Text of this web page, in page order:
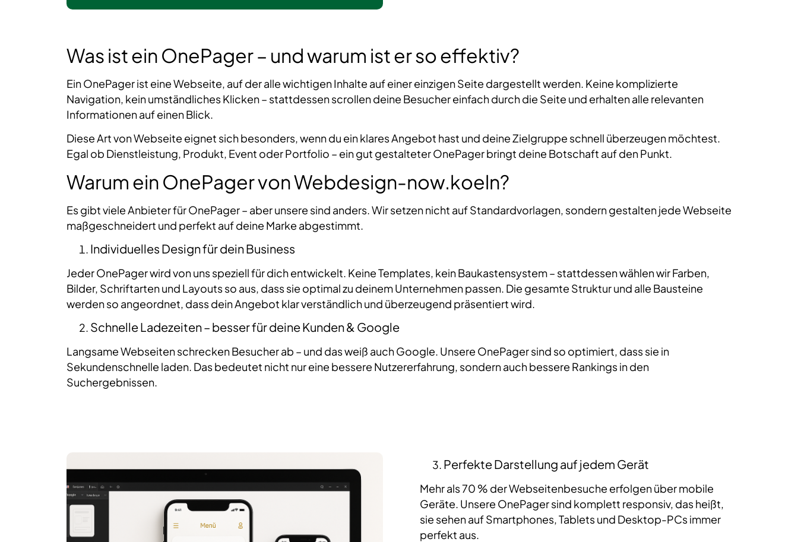
Was ist ein OnePager – und warum ist er so effektiv?
Ein OnePager ist eine Webseite, auf der alle wichtigen Inhalte auf einer einzigen Seite dargestellt werden. Keine komplizierte
Navigation, kein umständliches Klicken – stattdessen scrollen deine Besucher einfach durch die Seite und erhalten alle relevanten
Informationen auf einen Blick.
Diese Art von Webseite eignet sich besonders, wenn du ein klares Angebot hast und deine Zielgruppe schnell überzeugen möchtest.
Egal ob Dienstleistung, Produkt, Event oder Portfolio – ein gut gestalteter OnePager bringt deine Botschaft auf den Punkt.
Warum ein OnePager von Webdesign-now.koeln?
Es gibt viele Anbieter für OnePager – aber unsere sind anders. Wir setzen nicht auf Standardvorlagen, sondern gestalten jede Webseite
maßgeschneidert und perfekt auf deine Marke abgestimmt.
Individuelles Design für dein Business
Jeder OnePager wird von uns speziell für dich entwickelt. Keine Templates, kein Baukastensystem – stattdessen wählen wir Farben,
Bilder, Schriftarten und Layouts so aus, dass sie optimal zu deinem Unternehmen passen. Die gesamte Struktur und alle Bausteine
werden so angeordnet, dass dein Angebot klar verständlich und überzeugend präsentiert wird.
Schnelle Ladezeiten – besser für deine Kunden & Google
Langsame Webseiten schrecken Besucher ab – und das weiß auch Google. Unsere OnePager sind so optimiert, dass sie in
Sekundenschnelle laden. Das bedeutet nicht nur eine bessere Nutzererfahrung, sondern auch bessere Rankings in den
Suchergebnissen.
Perfekte Darstellung auf jedem Gerät
Mehr als 70 % der Webseitenbesuche erfolgen über mobile
Geräte. Unsere OnePager sind komplett responsiv, das heißt,
sie sehen auf Smartphones, Tablets und Desktop-PCs immer
perfekt aus.